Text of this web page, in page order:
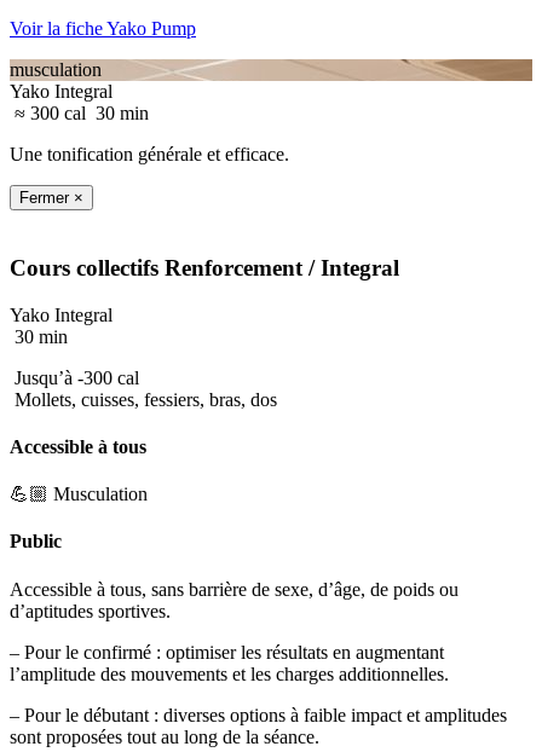
Voir la fiche Yako Pump
musculation
Yako Integral
≈ 300 cal 30 min
Une tonification générale et efficace.
Fermer ×
Cours collectifs Renforcement / Integral
Yako Integral
30 min
Jusqu’à -300 cal
Mollets, cuisses, fessiers, bras, dos
Accessible à tous
💪🏼 Musculation
Public
Accessible à tous, sans barrière de sexe, d’âge, de poids ou
d’aptitudes sportives.
– Pour le confirmé : optimiser les résultats en augmentant
l’amplitude des mouvements et les charges additionnelles.
– Pour le débutant : diverses options à faible impact et amplitudes
sont proposées tout au long de la séance.